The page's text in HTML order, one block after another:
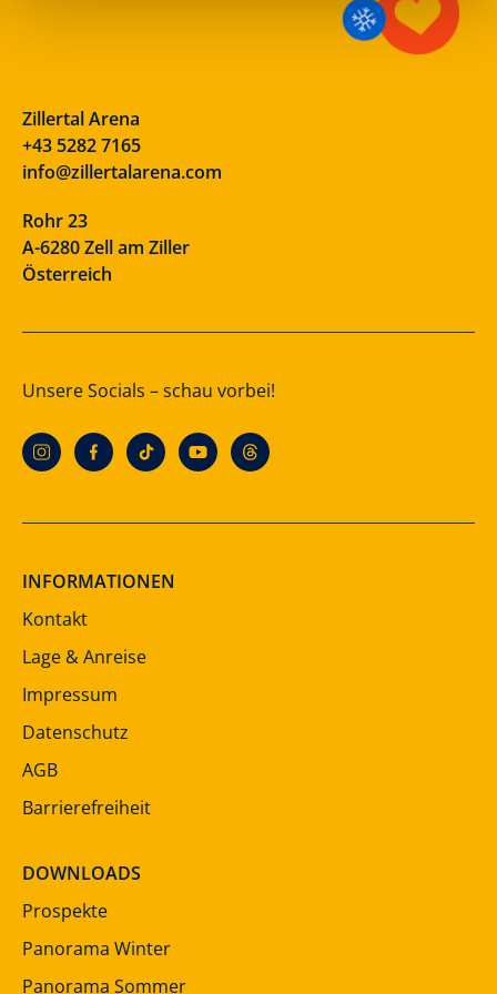
Zillertal Arena
+43 5282 7165
info@zillertalarena.com
Rohr 23
A-6280 Zell am Ziller
Österreich
Unsere Socials – schau vorbei!
INFORMATIONEN
Kontakt
Lage & Anreise
Impressum
Datenschutz
AGB
Barrierefreiheit
DOWNLOADS
Prospekte
Panorama Winter
Panorama Sommer